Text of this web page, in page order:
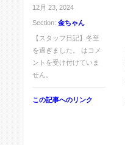
12月 23, 2024
Section: 金ちゃん
【スタッフ日記】冬至
を過ぎました。 は コメ
ントを受け付けていま
せん。
この記事へのリンク